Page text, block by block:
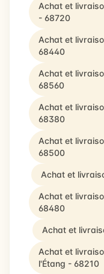
Achat et
- 68720
Achat et
68440
Achat et
68560
Achat et
68380
Achat et
68500
Achat et
Achat et
68480
Achat et
Achat et
l'Étang - 68210